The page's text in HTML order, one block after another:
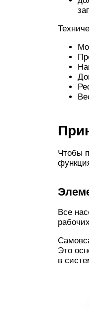
Чтобы
Все
Это
в